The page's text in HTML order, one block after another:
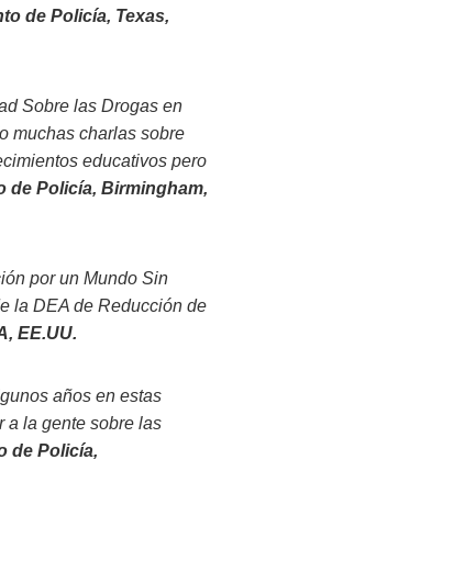
de Policía, Texas,
Sobre las Drogas en
muchas charlas sobre
educativos pero
de Policía, Birmingham,
por un Mundo Sin
la DEA de Reducción de
EE.UU.
años en estas
a la gente sobre las
de Policía,